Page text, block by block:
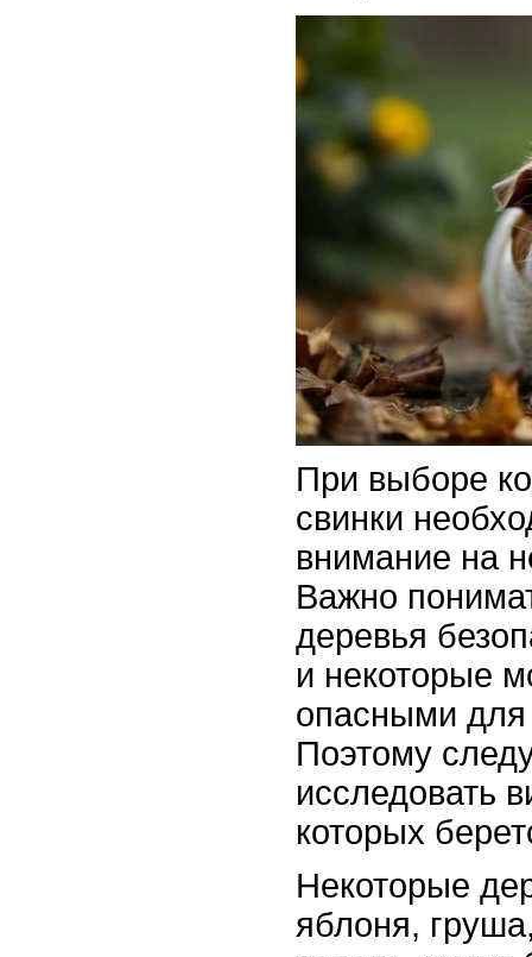
При выборе
свинки
внимание на
Важно
деревья
и некоторые
опасными для
Поэтому
исследовать
которых
Некоторые
яблоня,